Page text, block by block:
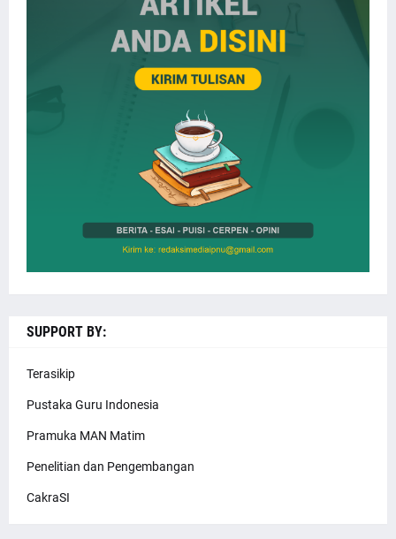
SUPPORT BY:
Terasikip
Pustaka Guru Indonesia
Pramuka MAN Matim
Penelitian dan Pengembangan
CakraSI